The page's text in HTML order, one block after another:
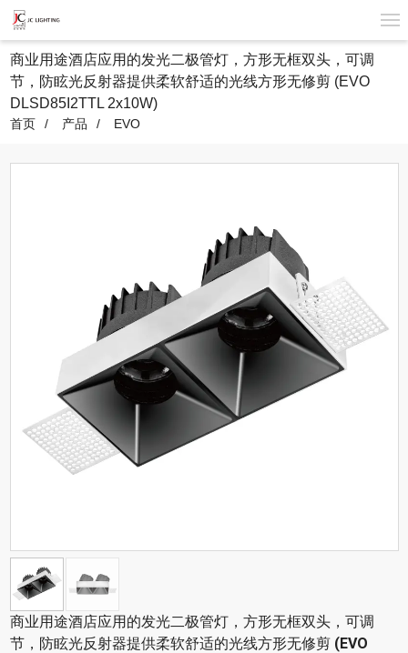
商业用途酒店应用的发光二极管灯，方形无框双头，可调
节，防眩光反射器提供柔软舒适的光线方形无修剪 (EVO
DLSD85I2TTL 2x10W)
首页 产品 EVO
商业用途酒店应用的发光二极管灯，方形无框双头，可调
节，防眩光反射器提供柔软舒适的光线方形无修剪 (EVO